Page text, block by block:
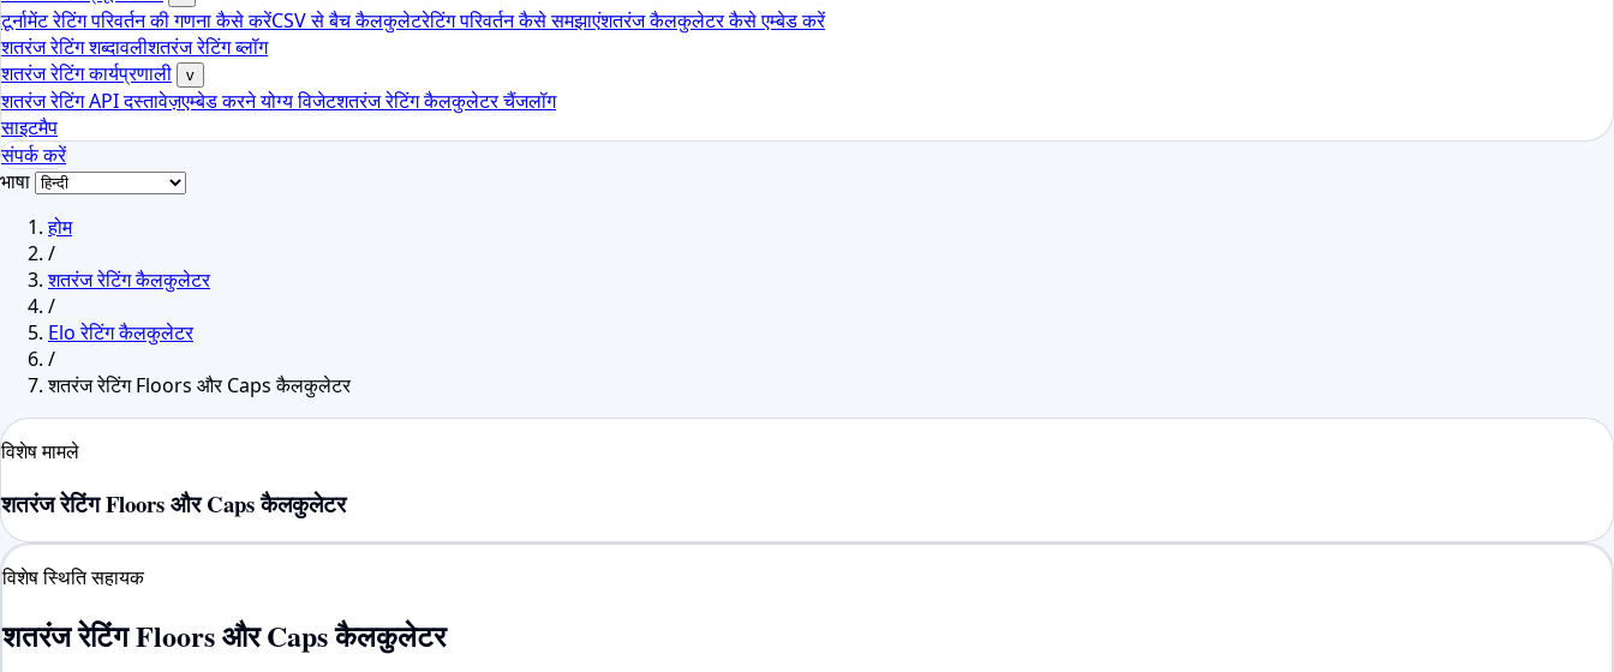
टूर्नामेंट रेटिंग परिवर्तन की गणना कैसे करेंCSV से बैच कैलकुलेटरेटिंग परिवर्तन कैसे समझाएंशतरंज कैलकुलेटर कैसे एम्बेड करें
शतरंज रेटिंग शब्दावलीशतरंज रेटिंग ब्लॉग
शतरंज रेटिंग कार्यप्रणाली
v
शतरंज रेटिंग API दस्तावेज़एम्बेड करने योग्य विजेटशतरंज रेटिंग कैलकुलेटर चैंजलॉग
साइटमैप
संपर्क करें
भाषा
होम
/
शतरंज रेटिंग कैलकुलेटर
/
Elo रेटिंग कैलकुलेटर
/
शतरंज रेटिंग Floors और Caps कैलकुलेटर
विशेष मामले
शतरंज रेटिंग Floors और Caps कैलकुलेटर
विशेष स्थिति सहायक
शतरंज रेटिंग Floors और Caps कैलकुलेटर